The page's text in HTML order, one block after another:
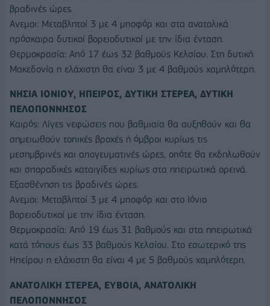
βραδινές ώρες.
Ανεμοι: Μεταβλητοί 3 με 4 μποφόρ και στα ανατολικά
πρόσκαιρα δυτικοί βορειοδυτικοί με την ίδια ένταση.
Θερμοκρασία: Από 17 έως 32 βαθμούς Κελσίου. Στη δυτική
Μακεδονία η ελάχιστη θα είναι 3 με 4 βαθμούς χαμηλότερη.
ΝΗΣΙΑ ΙΟΝΙΟΥ, ΗΠΕΙΡΟΣ, ΔΥΤΙΚΗ ΣΤΕΡΕΑ, ΔΥΤΙΚΗ
ΠΕΛΟΠΟΝΝΗΣΟΣ
Καιρός: Λίγες νεφώσεις που βαθμιαία θα αυξηθούν και θα
σημειωθούν τοπικές βροχές ή όμβροι κυρίως τις
μεσημβρινές και απογευματινές ώρες, οπότε θα εκδηλωθούν
και σποραδικές καταιγίδες κυρίως στα ηπειρωτικά ορεινά.
Εξασθένηση τις βραδινές ώρες.
Ανεμοι: Μεταβλητοί 3 με 4 μποφόρ και στο Ιόνιο
βορειοδυτικοί με την ίδια ένταση.
Θερμοκρασία: Από 19 έως 31 βαθμούς και στα ηπειρωτικά
κατά τόπους έως 33 βαθμούς Κελσίου. Στο εσωτερικό της
Ηπείρου η ελάχιστη θα είναι 4 με 5 βαθμούς χαμηλότερη.
ΑΝΑΤΟΛΙΚΗ ΣΤΕΡΕΑ, ΕΥΒΟΙΑ, ΑΝΑΤΟΛΙΚΗ
ΠΕΛΟΠΟΝΝΗΣΟΣ